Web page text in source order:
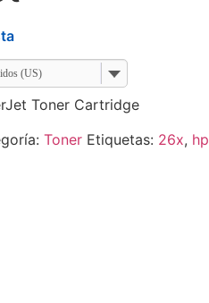
(US)
Toner Cartridge
Toner Etiquetas: 26x, hp